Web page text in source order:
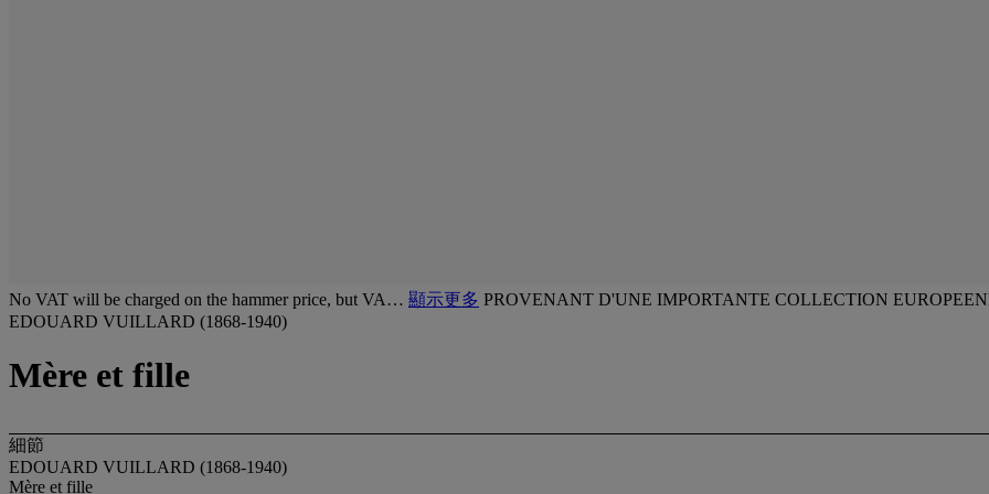
No VAT will be charged on the hammer price, but VA… 顯示更多 PROVENANT D'UNE IMPORTANTE COLLECTION
EDOUARD VUILLARD (1868-1940)
Mère et fille
細節
EDOUARD VUILLARD (1868-1940)
Mère et fille